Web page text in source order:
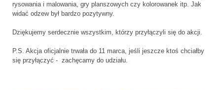
rysowania i malowania, gry planszowych czy kolorowanek itp. Jak
widać odzew był bardzo pozytywny.
Dziękujemy serdecznie wszystkim, którzy przyłączyli się do akcji.
P.S. Akcja oficjalnie trwała do 11 marca, jeśli jeszcze ktoś chciałby
się przyłączyć - zachęcamy do udziału.